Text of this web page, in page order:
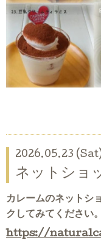
2026.05.23
ネットショ
カレームのネットシ
クしてみてください
https://